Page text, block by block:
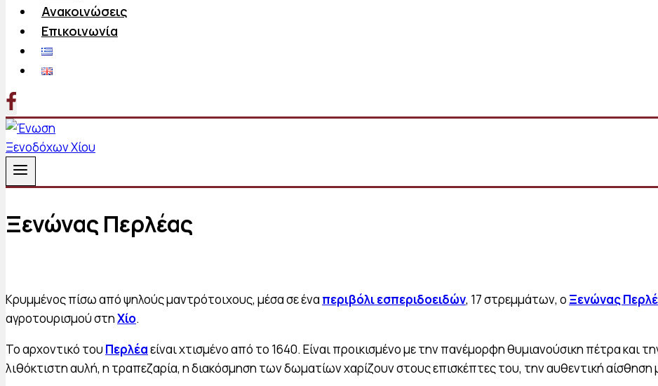
Ανακοινώσεις
Επικοινωνία
Ξενώνας Περλέας
Κρυμμένος πίσω από ψηλούς μαντρότοιχους, μέσα σε ένα περιβόλι εσπεριδοειδών, 17 στρεμμάτων, ο Ξενώνας
αγροτουρισμού στηΧίο.
Το αρχοντικό του Περλέαείναι χτισμένο από το 1640. Είναι προικισμένο με την πανέμορφη θυμιανούσικη πέτρα και
λιθόκτιστη αυλή, η τραπεζαρία, η διακόσμηση των δωματίων χαρίζουν στους επισκέπτες του, την αυθεντική αίσθηση